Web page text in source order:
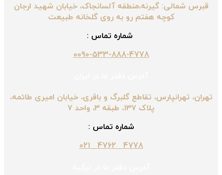
قبرس شمالی: گیرنه،منطقه آلسانجاک، خیابان شهید ارجان
کوچه هفتم رو به روی گلخانه طبیعت
شماره تماس :
0090-533-888-4778
تهران، تهرانپارس، تقاطع گلبرگ و باقری، خیابان امیری طائمه،
پلاک ۱۳۷، طبقه ۳، واحد ۷
شماره تماس :
4778 4762 021